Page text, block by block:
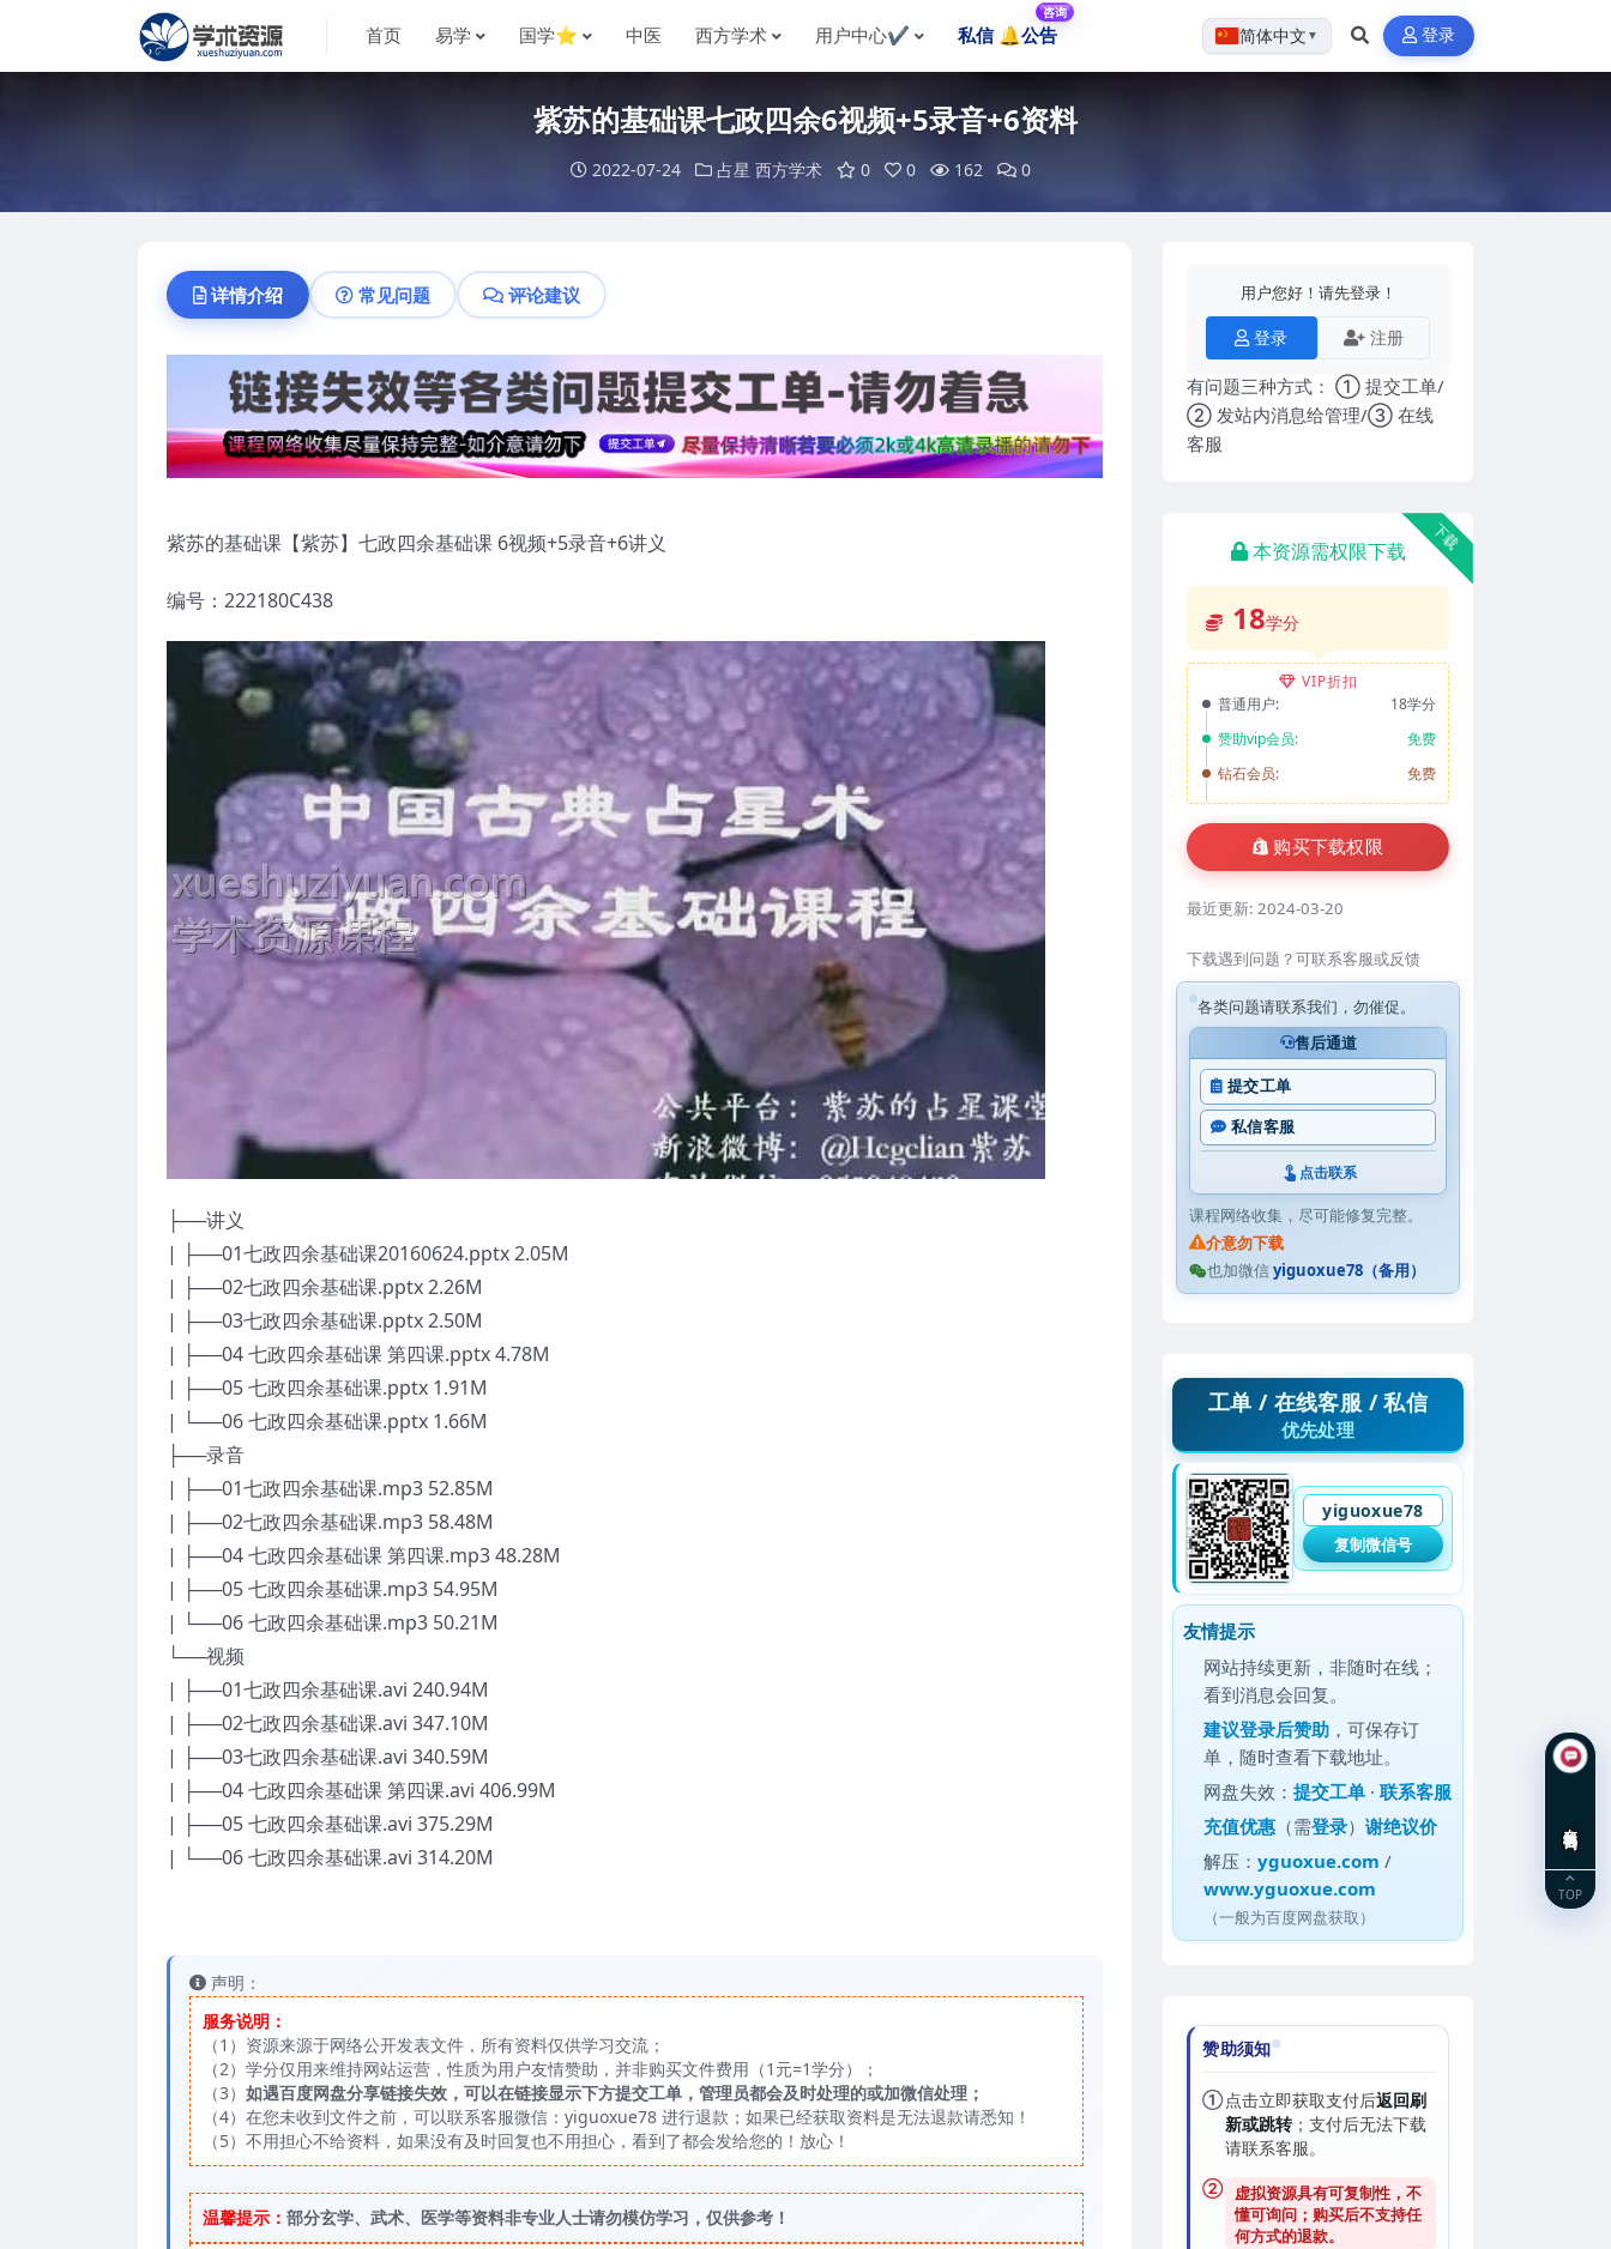
首页 易学 国学⭐ 中医 西方学术 用户中心✔️ 私信 🔔公告
咨询
简体中文 ▼ 登录
紫苏的基础课七政四余6视频+5录音+6资料
2022-07-24 占星 西方学术 0 0 162 0
详情介绍 常见问题 评论建议
紫苏的基础课【紫苏】七政四余基础课 6视频+5录音+6讲义
编号：222180C438
├──讲义
| ├──01七政四余基础课20160624.pptx 2.05M
| ├──02七政四余基础课.pptx 2.26M
| ├──03七政四余基础课.pptx 2.50M
| ├──04 七政四余基础课 第四课.pptx 4.78M
| ├──05 七政四余基础课.pptx 1.91M
| └──06 七政四余基础课.pptx 1.66M
├──录音
| ├──01七政四余基础课.mp3 52.85M
| ├──02七政四余基础课.mp3 58.48M
| ├──04 七政四余基础课 第四课.mp3 48.28M
| ├──05 七政四余基础课.mp3 54.95M
| └──06 七政四余基础课.mp3 50.21M
└──视频
| ├──01七政四余基础课.avi 240.94M
| ├──02七政四余基础课.avi 347.10M
| ├──03七政四余基础课.avi 340.59M
| ├──04 七政四余基础课 第四课.avi 406.99M
| ├──05 七政四余基础课.avi 375.29M
| └──06 七政四余基础课.avi 314.20M
声明：
服务说明：
（1）资源来源于网络公开发表文件，所有资料仅供学习交流；
（2）学分仅用来维持网站运营，性质为用户友情赞助，并非购买文件费用（1元=1学分）；
（3） 如遇百度网盘分享链接失效，可以在链接显示下方提交工单，管理员都会及时处理的或加微信处理；
（4）在您未收到文件之前，可以联系客服微信：yiguoxue78 进行退款；如果已经获取资料是无法退款请悉知！
（5）不用担心不给资料，如果没有及时回复也不用担心，看到了都会发给您的！放心！
温馨提示： 部分玄学、武术、医学等资料非专业人士请勿模仿学习，仅供参考！
用户您好！请先登录！
登录 注册
有问题三种方式： ① 提交工单/
② 发站内消息给管理/③ 在线
客服
下载
本资源需权限下载
18学分
VIP折扣
普通用户:
18学分
赞助vip会员:
免费
钻石会员:
免费
购买下载权限
最近更新: 2024-03-20
下载遇到问题？可联系客服或反馈
各类问题请联系我们，勿催促。
售后通道
提交工单
私信客服
点击联系
课程网络收集，尽可能修复完整。
介意勿下载
也加微信yiguoxue78（备用）
工单 / 在线客服 / 私信
优先处理
yiguoxue78
复制微信号
友情提示
网站持续更新，非随时在线；
看到消息会回复。
建议登录后赞助 ，可保存订
单，随时查看下载地址。
网盘失效：提交工单 ·联系客服
充值优惠 （需登录）谢绝议价
解压：yguoxue.com /
www.yguoxue.com
（一般为百度网盘获取）
赞助须知
①点击立即获取支付后返回刷
新或跳转；支付后无法下载
请联系客服。
②
虚拟资源具有可复制性，不
懂可询问；购买后不支持任
何方式的退款。
TOP